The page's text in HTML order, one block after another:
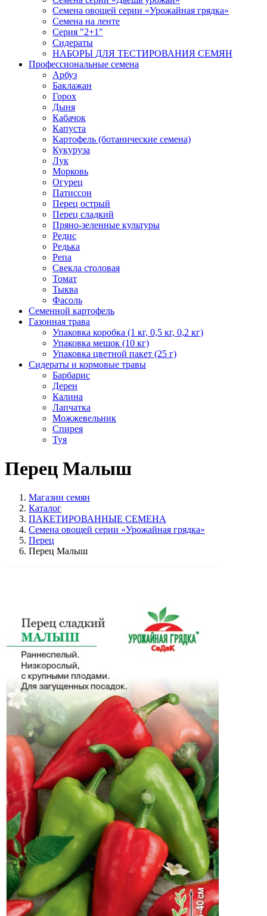
Семена овощей серии «Урожайная грядка»
Семена на ленте
Серия "2+1"
Сидераты
НАБОРЫ ДЛЯ ТЕСТИРОВАНИЯ СЕМЯН
Профессиональные семена
Арбуз
Баклажан
Горох
Дыня
Кабачок
Капуста
Картофель (ботанические семена)
Кукуруза
Лук
Морковь
Огурец
Патиссон
Перец острый
Перец сладкий
Пряно-зеленные культуры
Редис
Редька
Репа
Свекла столовая
Томат
Тыква
Фасоль
Семенной картофель
Газонная трава
Упаковка коробка (1 кг, 0,5 кг, 0,2 кг)
Упаковка мешок (10 кг)
Упаковка цветной пакет (25 г)
Сидераты и кормовые травы
Барбарис
Дерен
Калина
Лапчатка
Можжевельник
Спирея
Туя
Перец Малыш
Магазин семян
Каталог
ПАКЕТИРОВАННЫЕ СЕМЕНА
Семена овощей серии «Урожайная грядка»
Перец
Перец Малыш